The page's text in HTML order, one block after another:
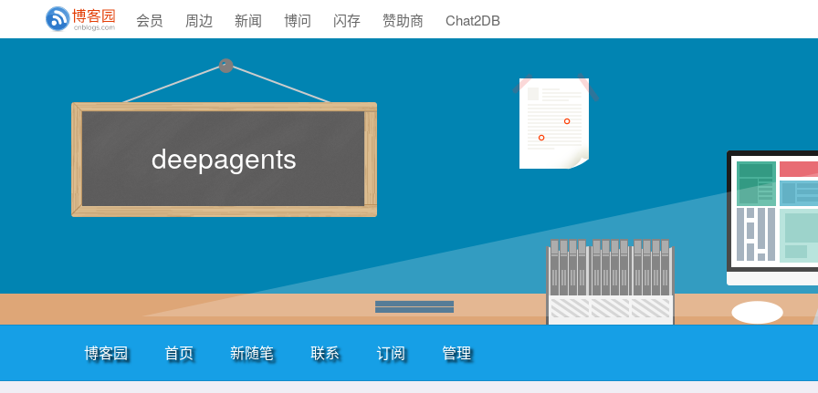
会员 周边 新闻 博问 闪存 赞助商 Chat2DB
deepagents
博客园 首页 新随笔 联系 订阅 管理